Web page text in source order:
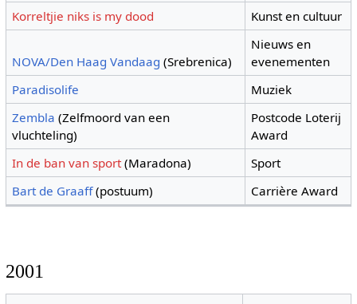
Korreltjie niks is my dood
Kunst en cultuur
NOVA/Den Haag Vandaag (Srebrenica)
Nieuws en
evenementen
Paradisolife
Muziek
Zembla (Zelfmoord van een
vluchteling)
Postcode Loterij
Award
In de ban van sport (Maradona)
Sport
Bart de Graaff(postuum) Carrière Award
2001